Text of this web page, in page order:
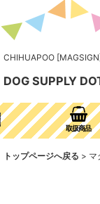
CHIHUAPOO
DOG SUPPLY
取扱商品
トップページへ戻る > マ